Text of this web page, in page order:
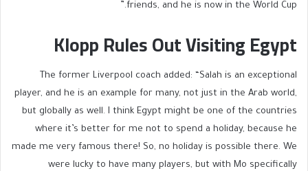
friends, and he is now in the World Cup.”
Klopp Rules Out Visiting Egypt
The former Liverpool coach added: “Salah is an exceptional
player, and he is an example for many, not just in the Arab world,
but globally as well. I think Egypt might be one of the countries
where it’s better for me not to spend a holiday, because he
made me very famous there! So, no holiday is possible there. We
were lucky to have many players, but with Mo specifically